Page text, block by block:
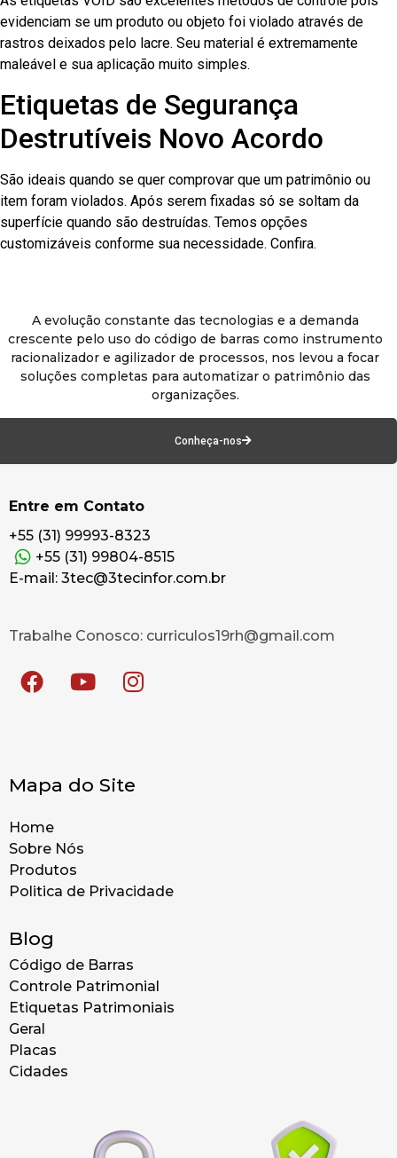
evidenciam se um produto ou objeto foi violado através de
rastros deixados pelo lacre. Seu material é extremamente
maleável e sua aplicação muito simples.
Etiquetas de Segurança
Destrutíveis Novo Acordo
São ideais quando se quer comprovar que um patrimônio ou
item foram violados. Após serem fixadas só se soltam da
superfície quando são destruídas. Temos opções
customizáveis conforme sua necessidade. Confira.
A evolução constante das tecnologias e a demanda
crescente pelo uso do código de barras como instrumento
racionalizador e agilizador de processos, nos levou a focar
soluções completas para automatizar o patrimônio das
organizações.
Conheça-nos
Entre em Contato
+55 (31) 99993-8323
+55 (31) 99804-8515
E-mail: 3tec@3tecinfor.com.br
Trabalhe Conosco: curriculos19rh@gmail.com
Mapa do Site
Home
Sobre Nós
Produtos
Politica de Privacidade
Blog
Código de Barras
Controle Patrimonial
Etiquetas Patrimoniais
Geral
Placas
Cidades